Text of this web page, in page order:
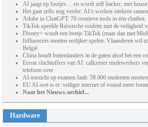
AI jaagt op foutjes… en wordt zelf hacker, met heuse
Het gaat zelfs nog verder: AI’s werken stiekem
Adobe in ChatGPT: 70 creatieve tools in één chatbot
TikTok speelde Russische roulette met de veiligheid
Disney+ wordt een beetje TikTok (maar dan met
Influencers moeten eerlijker spelen: Vlaanderen wil
België
China houdt buitenlanders in de gaten alsof het een
Eerste slachtoffers van AI: callcenter medewerkers
telefoon over
AI-toezicht op examen faalt: 58.000 studenten
EU AI-wet is er: veiliger internet of vooral meer
Naar het Nieuws-archief...
Hardware